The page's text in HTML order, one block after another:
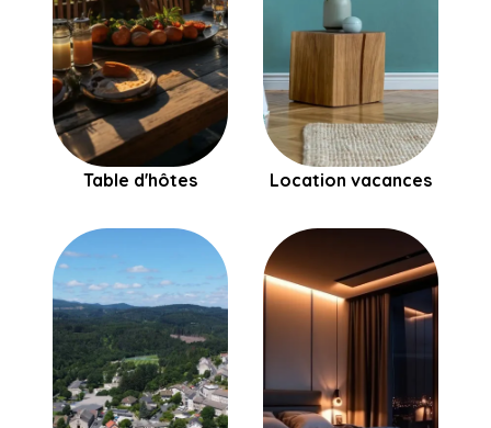
Table d'hôtes Location vacances